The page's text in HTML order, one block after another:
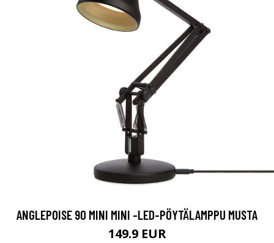
ANGLEPOISE 90 MINI MINI -LED-PÖYTÄLAMPPU MUSTA
149.9 EUR